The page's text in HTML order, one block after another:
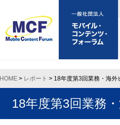
HOME > レポート > 18年度第3回業務・海外
18年度第3回業務